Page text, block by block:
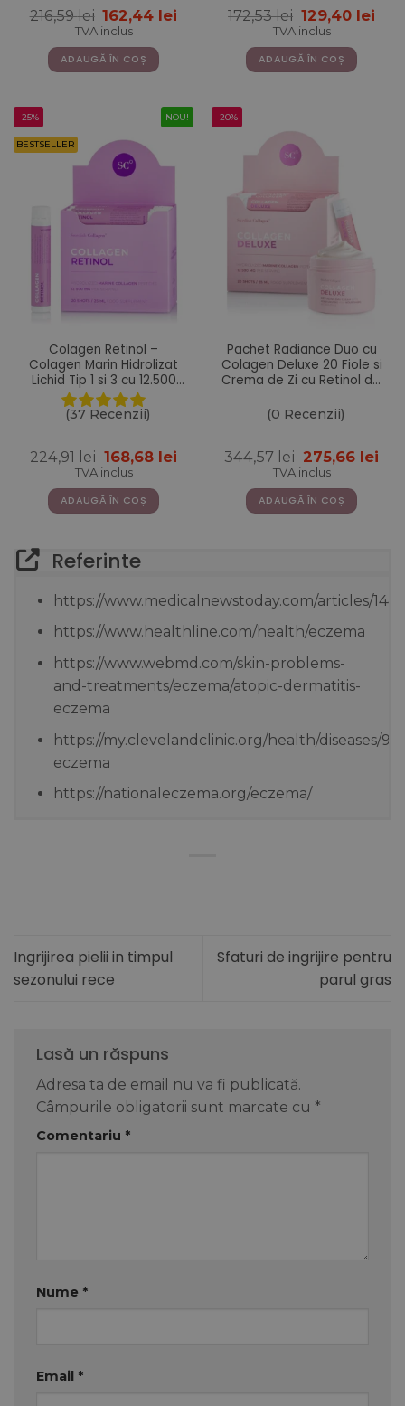
216,59lei Prețul
inițial
a
fost:
216,59 lei.
162,44 lei
162,44 lei.
TVA inclus
ADAUGĂ ÎN COȘ
Siliciu + Vitamine – 500 ml
172,53lei Prețul
inițial
a
fost:
172,53 lei.
129,40 lei
TVA inclus
ADAUGĂ ÎN COȘ
-25%
BESTSELLER
NOU!
Colagen Retinol –
Colagen Marin Hidrolizat
Lichid Tip 1 si 3 cu 12.500
mg + Retinol 800 mcg +
Acid Hialuronic 75 mg +
Biotina 5000 mcg + MSM
Siliciu 25 mg + Vitaminele
C, B5, B6, B12 si D3 – 20
Fiole
(37 Recenzii)
224,91lei Prețul
inițial
a
fost:
224,91 lei.
168,68 leiPrețul
TVA inclus
ADAUGĂ ÎN COȘ
-20%
Pachet Radiance Duo cu
Colagen Deluxe 20 Fiole si
Crema de Zi cu Retinol din
(0 Recenzii)
344,57lei Prețul
inițial
a
fost:
344,57 lei.
275,66 lei
TVA inclus
ADAUGĂ ÎN COȘ
Referinte
https://www.medicalnewstoday.com/articles/
https://www.healthline.com/health/eczema
https://www.webmd.com/skin-problems-
and-treatments/eczema/atopic-dermatitis-
eczema
https://my.clevelandclinic.org/health/diseases/
eczema
https://nationaleczema.org/eczema/
Ingrijirea pielii in timpul
sezonului rece
Sfaturi de ingrijire pentru
parul gras
Lasă un răspuns
Adresa ta de email nu va fi publicată.
Câmpurile obligatorii sunt marcate cu *
Comentariu *
Nume *
Email *